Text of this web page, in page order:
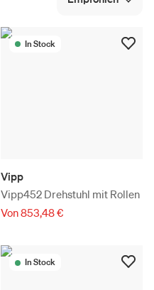
In Stock
Vipp
Vipp452 Drehstuhl mit Rollen
Von 853,48 €
In Stock